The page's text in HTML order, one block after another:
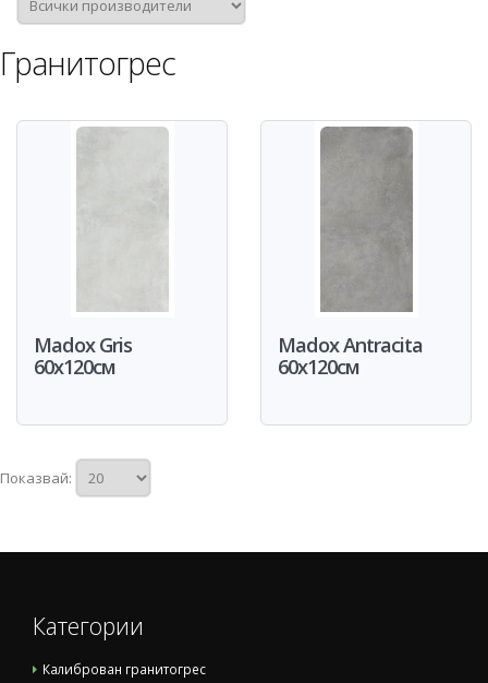
Гранитогрес
Madox Gris
60x120см
Madox Antracita
60x120см
Показвай:
Категории
Калиброван гранитогрес